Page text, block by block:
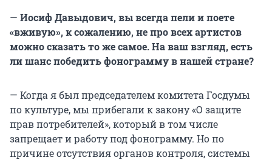
— Иосиф Давыдович, вы всегда пели и поете
«вживую», к сожалению, не про всех артистов
можно сказать то же самое. На ваш взгляд, есть
ли шанс победить фонограмму в нашей стране?
— Когда я был председателем комитета Госдумы
по культуре, мы прибегали к закону «О защите
прав потребителей», который в том числе
запрещает и работу под фонограмму. Но по
причине отсутствия органов контроля, системы